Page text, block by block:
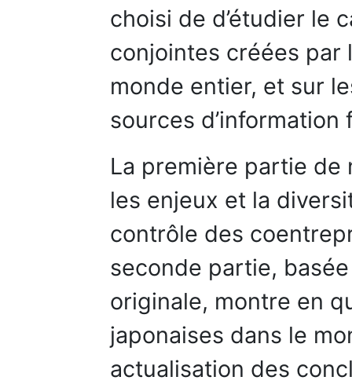
choisi de d’étudier le
conjointes créées par
monde entier, et sur
sources d’information
La première partie
les enjeux et la
contrôle des
seconde partie,
originale, montre en
japonaises dans le
actualisation des